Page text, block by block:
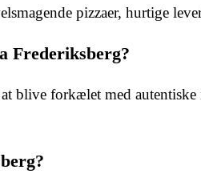
pizzaer, hurtige
Frederiksberg?
blive forkælet med autentiske